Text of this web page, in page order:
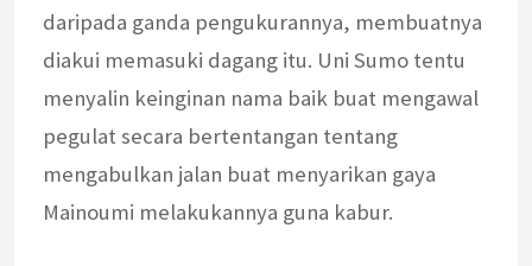
daripada ganda pengukurannya, membuatnya
diakui memasuki dagang itu. Uni Sumo tentu
menyalin keinginan nama baik buat mengawal
pegulat secara bertentangan tentang
mengabulkan jalan buat menyarikan gaya
Mainoumi melakukannya guna kabur.